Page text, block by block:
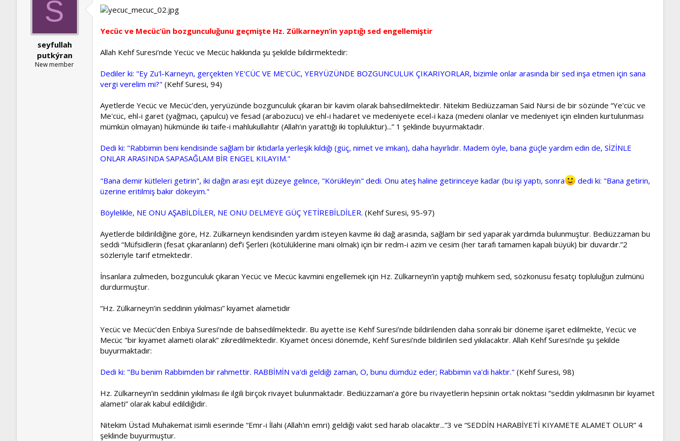
S
seyfullah
putkýran
New member
Yecüc ve Mecüc’ün bozgunculuğunu geçmişte Hz. Zülkarneyn’in yaptığı sed engellemiştir
Allah Kehf Suresi’nde Yecüc ve Mecüc hakkında şu şekilde bildirmektedir:
Dediler ki: "Ey Zu'l-Karneyn, gerçekten YE'CÜC VE ME'CÜC, YERYÜZÜNDE BOZGUNCULUK ÇIKARIYORLAR, bizimle onlar arasında bir sed inşa etmen için sana
vergi verelim mi?" (Kehf Suresi, 94)
Ayetlerde Yecüc ve Mecüc’den, yeryüzünde bozgunculuk çıkaran bir kavim olarak bahsedilmektedir. Nitekim Bediüzzaman Said Nursi de bir sözünde “Ye'cüc ve
Me'cüc, ehl-i garet (yağmacı, çapulcu) ve fesad (arabozucu) ve ehl-i hadaret ve medeniyete ecel-i kaza (medeni olanlar ve medeniyet için elinden kurtulunması
mümkün olmayan) hükmünde iki taife-i mahlukullahtır (Allah’ın yarattığı iki topluluktur)...” 1 şeklinde buyurmaktadır.
Dedi ki: "Rabbimin beni kendisinde sağlam bir iktidarla yerleşik kıldığı (güç, nimet ve imkan), daha hayırlıdır. Madem öyle, bana güçle yardım edin de, SİZİNLE
ONLAR ARASINDA SAPASAĞLAM BİR ENGEL KILAYIM."
"Bana demir kütleleri getirin", iki dağın arası eşit düzeye gelince, "Körükleyin" dedi. Onu ateş haline getirinceye kadar (bu işi yaptı, sonra
dedi ki: "Bana getirin,
üzerine eritilmiş bakır dökeyim."
Böylelikle, NE ONU AŞABİLDİLER, NE ONU DELMEYE GÜÇ YETİREBİLDİLER. (Kehf Suresi, 95-97)
Ayetlerde bildirildiğine göre, Hz. Zülkarneyn kendisinden yardım isteyen kavme iki dağ arasında, sağlam bir sed yaparak yardımda bulunmuştur. Bediüzzaman bu
seddi “Müfsidlerin (fesat çıkaranların) def’i Şerleri (kötülüklerine mani olmak) için bir redm-i azim ve cesim (her tarafı tamamen kapalı büyük) bir duvardır.”2
sözleriyle tarif etmektedir.
İnsanlara zulmeden, bozgunculuk çıkaran Yecüc ve Mecüc kavmini engellemek için Hz. Zülkarneyn’in yaptığı muhkem sed, sözkonusu fesatçı topluluğun zulmünü
durdurmuştur.
“Hz. Zülkarneyn’in seddinin yıkılması” kıyamet alametidir
Yecüc ve Mecüc’den Enbiya Suresi’nde de bahsedilmektedir. Bu ayette ise Kehf Suresi’nde bildirilenden daha sonraki bir döneme işaret edilmekte, Yecüc ve
Mecüc "bir kıyamet alameti olarak” zikredilmektedir. Kıyamet öncesi dönemde, Kehf Suresi’nde bildirilen sed yıkılacaktır. Allah Kehf Suresi’nde şu şekilde
buyurmaktadır:
Dedi ki: "Bu benim Rabbimden bir rahmettir. RABBİMİN va'di geldiği zaman, O, bunu dümdüz eder; Rabbimin va'di haktır." (Kehf Suresi, 98)
Hz. Zülkarneyn’in seddinin yıkılması ile ilgili birçok rivayet bulunmaktadır. Bediüzzaman’a göre bu rivayetlerin hepsinin ortak noktası “seddin yıkılmasının bir kıyamet
alameti” olarak kabul edildiğidir.
Nitekim Üstad Muhakemat isimli eserinde “Emr-i İlahi (Allah'ın emri) geldiği vakit sed harab olacaktır...”3 ve “SEDDİN HARABİYETİ KIYAMETE ALAMET OLUR” 4
şeklinde buyurmuştur.